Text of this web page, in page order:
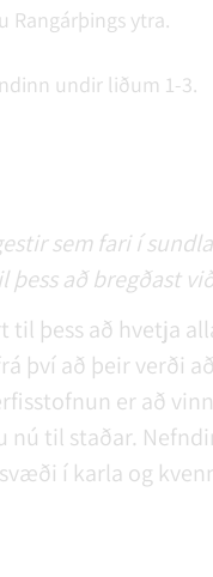
Rangárþings ytra.
undir liðum 1-3.
sem fari í
að bregðast
þess að hvetja
því að þeir verði
er að
nú til staðar.
í karla og